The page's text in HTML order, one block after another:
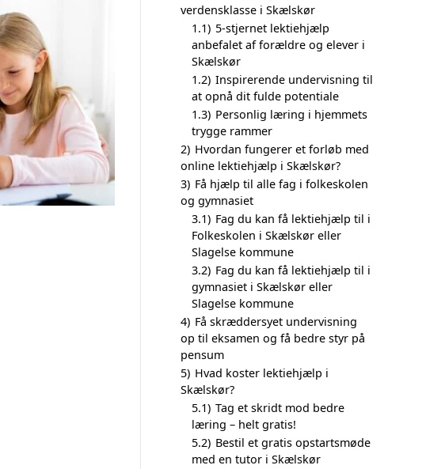
verdensklasse i Skælskør
1.1) 5-stjernet lektiehjælp
anbefalet af forældre og elever i
Skælskør
1.2) Inspirerende undervisning til
at opnå dit fulde potentiale
1.3) Personlig læring i hjemmets
trygge rammer
2) Hvordan fungerer et forløb med
online lektiehjælp i Skælskør?
3) Få hjælp til alle fag i folkeskolen
og gymnasiet
3.1) Fag du kan få lektiehjælp til i
Folkeskolen i Skælskør eller
Slagelse kommune
3.2) Fag du kan få lektiehjælp til i
gymnasiet i Skælskør eller
Slagelse kommune
4) Få skræddersyet undervisning
op til eksamen og få bedre styr på
pensum
5) Hvad koster lektiehjælp i
Skælskør?
5.1) Tag et skridt mod bedre
læring – helt gratis!
5.2) Bestil et gratis opstartsmøde
med en tutor i Skælskør